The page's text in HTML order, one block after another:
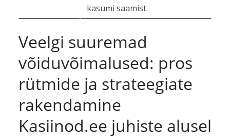
kasumi saamist.
Veelgi suuremad
võiduvõimalused: pros
rütmide ja strateegiate
rakendamine
Kasiinod.ee juhiste alusel